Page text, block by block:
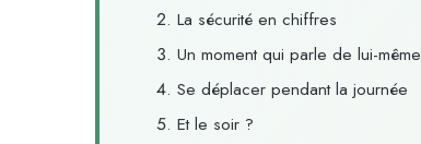
La sécurité en chiffres
Un moment qui parle de lui-même
Se déplacer pendant la journée
Et le soir ?